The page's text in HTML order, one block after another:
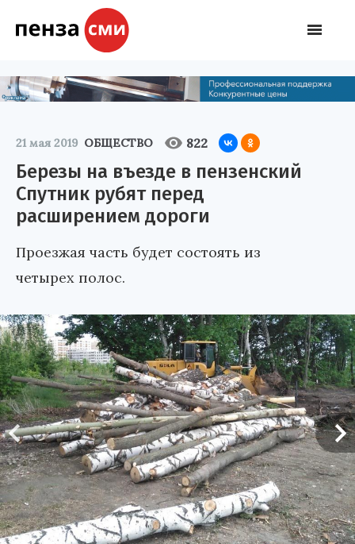
21 мая 2019 ОБЩЕСТВО 822
Березы на въезде в пензенский
Спутник рубят перед
расширением дороги
Проезжая часть будет состоять из
четырех полос.